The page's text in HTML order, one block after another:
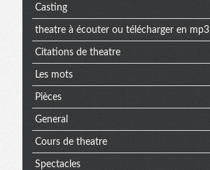
Casting
theatre à écouter ou télécharger en mp3
Citations de theatre
Les mots
Pièces
General
Cours de theatre
Spectacles